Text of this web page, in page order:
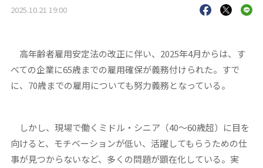
2025.10.21 19:00
高年齢者雇用安定法の改正に伴い、2025年4月からは、す
べての企業に65歳までの雇用確保が義務付けられた。すで
に、70歳までの雇用についても努力義務となっている。
しかし、現場で働くミドル・シニア（40〜60歳超）に目を
向けると、モチベーションが低い、活躍してもらうための仕
事が見つからないなど、多くの問題が顕在化している。実